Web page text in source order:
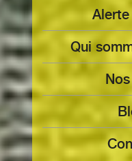
Qui